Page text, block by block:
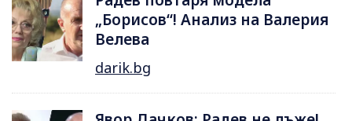
„Борисов“! Анализ на Валерия
Велева
darik.bg